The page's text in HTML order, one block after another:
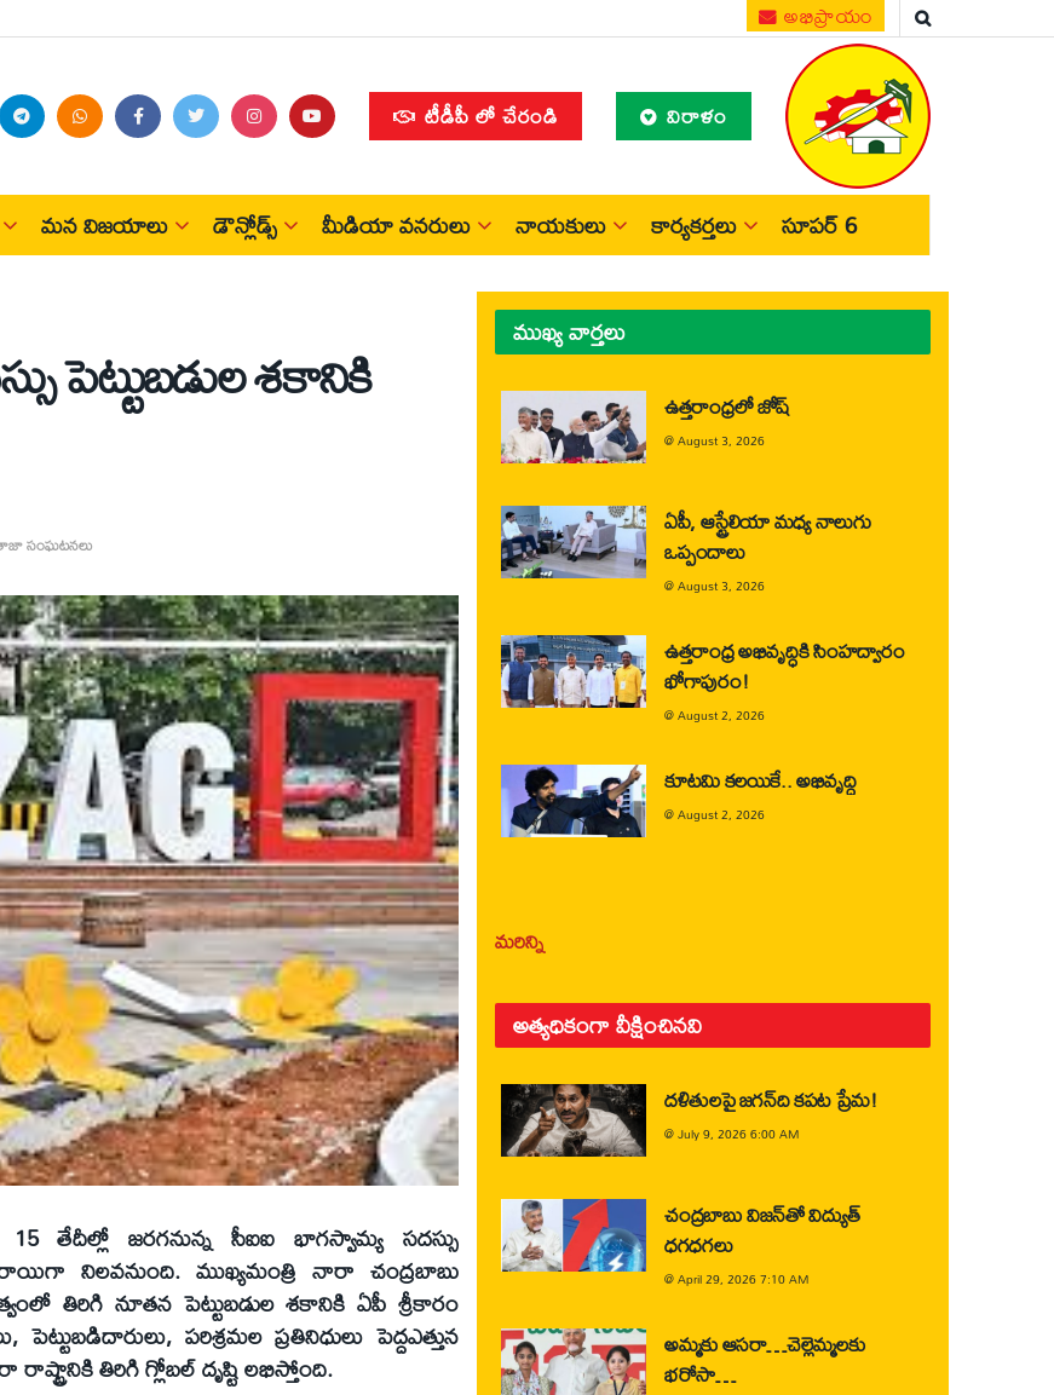
అభిప్రాయం
టీడీపీ లో చేరండి విరాళం
మన విజయాలు డౌన్లోడ్స్ మీడియా వనరులు నాయకులు కార్యకర్తలు సూపర్ 6
పెట్టుబడుల శకానికి
సంఘటనలు
తేదీల్లో జరగనున్న సీఐఐ భాగస్వామ్య సదస్సు
నిలవనుంది. ముఖ్యమంత్రి నారా చంద్రబాబు
తిరిగి నూతన పెట్టుబడుల శకానికి ఏపీ శ్రీకారం
పరిశ్రమల ప్రతినిధులు పెద్దఎత్తున
రాష్ట్రానికి తిరిగి గ్లోబల్‌ దృష్టి లభిస్తోంది.
ముఖ్య వార్తలు
ఉత్తరాంధ్రలో జోష్
@August 3, 2026
ఏపీ, ఆస్ట్రేలియా మధ్య నాలుగు
ఒప్పందాలు
@August 3, 2026
ఉత్తరాంధ్ర అభివృద్ధికి సింహద్వారం
భోగాపురం!
@August 2, 2026
కూటమి కలయికే.. అభివృద్ధి
@August 2, 2026
మరిన్ని
అత్యధికంగా వీక్షించినవి
దళితులపై జగన్‌ది కపట ప్రేమ!
@July 9, 2026 6:00 AM
చంద్రబాబు విజన్‌తో విద్యుత్
ధగధగలు
@April 29, 2026 7:10 AM
అమ్మకు ఆసరా…చెల్లెమ్మలకు
భరోసా…